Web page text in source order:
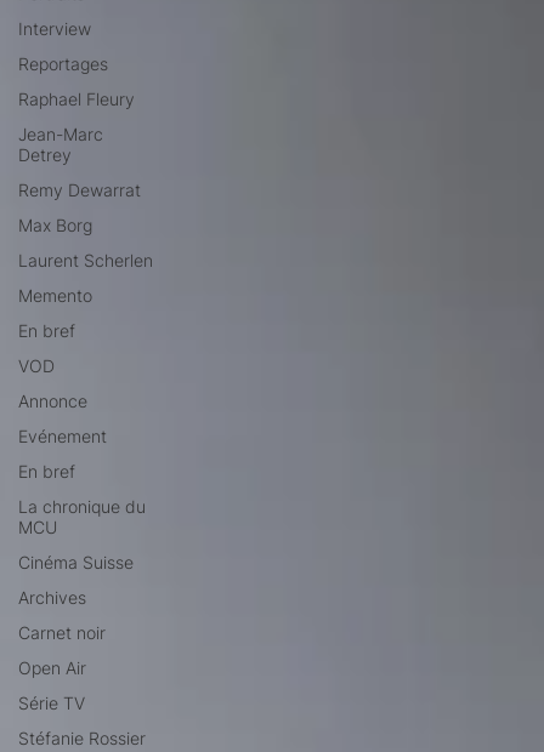
Interview
Reportages
Raphael Fleury
Jean-Marc
Detrey
Remy Dewarrat
Max Borg
Laurent Scherlen
Memento
En bref
VOD
Annonce
Evénement
En bref
La chronique du
MCU
Cinéma Suisse
Archives
Carnet noir
Open Air
Série TV
Stéfanie Rossier